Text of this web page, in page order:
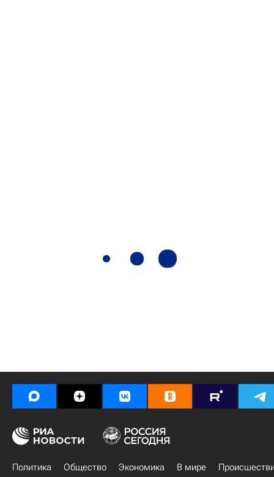
Политика Общество Экономика В мире